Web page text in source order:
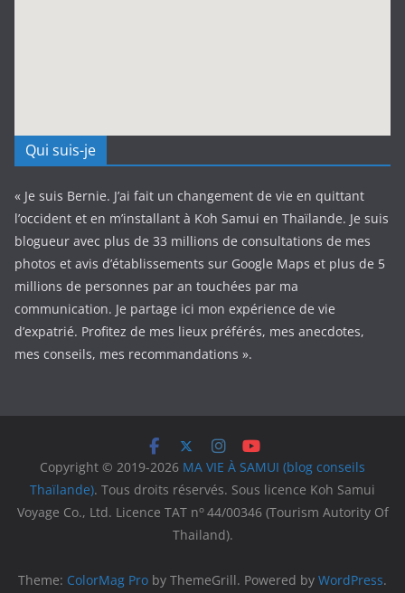
Qui suis-je
« Je suis Bernie. J’ai fait un changement de vie en quittant
l’occident et en m’installant à Koh Samui en Thaïlande. Je suis
blogueur avec plus de 33 millions de consultations de mes
photos et avis d’établissements sur Google Maps et plus de 5
millions de personnes par an touchées par ma
communication. Je partage ici mon expérience de vie
d’expatrié. Profitez de mes lieux préférés, mes anecdotes,
mes conseils, mes recommandations ».
Copyright © 2019-2026 MA VIE À SAMUI (blog conseils
Thaïlande). Tous droits réservés. Sous licence Koh Samui
Voyage Co., Ltd. Licence TAT no 44/00346 (Tourism Autority Of
Thailand).
Theme: ColorMag Pro by ThemeGrill. Powered by WordPress.